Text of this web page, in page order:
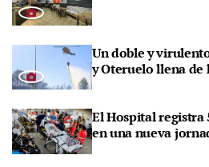
Un doble y
y Oteruelo llena
El Hospital registra
en una nueva